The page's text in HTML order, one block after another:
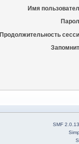
Имя
Продолжительность
SMF 2.0.13